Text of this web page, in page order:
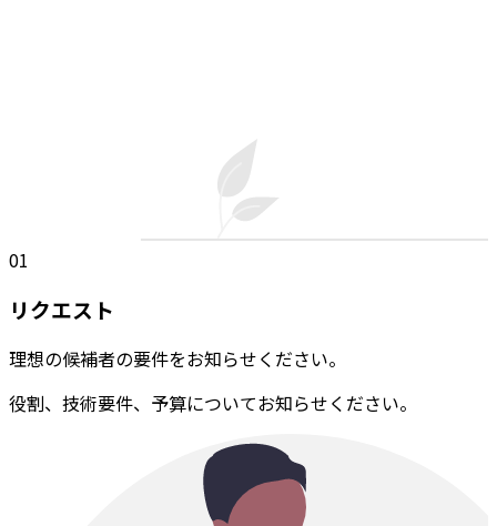
01
リクエスト
理想の候補者の要件をお知らせください。
役割、技術要件、予算についてお知らせください。